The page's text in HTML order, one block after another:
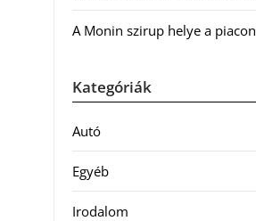
A Monin szirup helye a piacon
Kategóriák
Autó
Egyéb
Irodalom